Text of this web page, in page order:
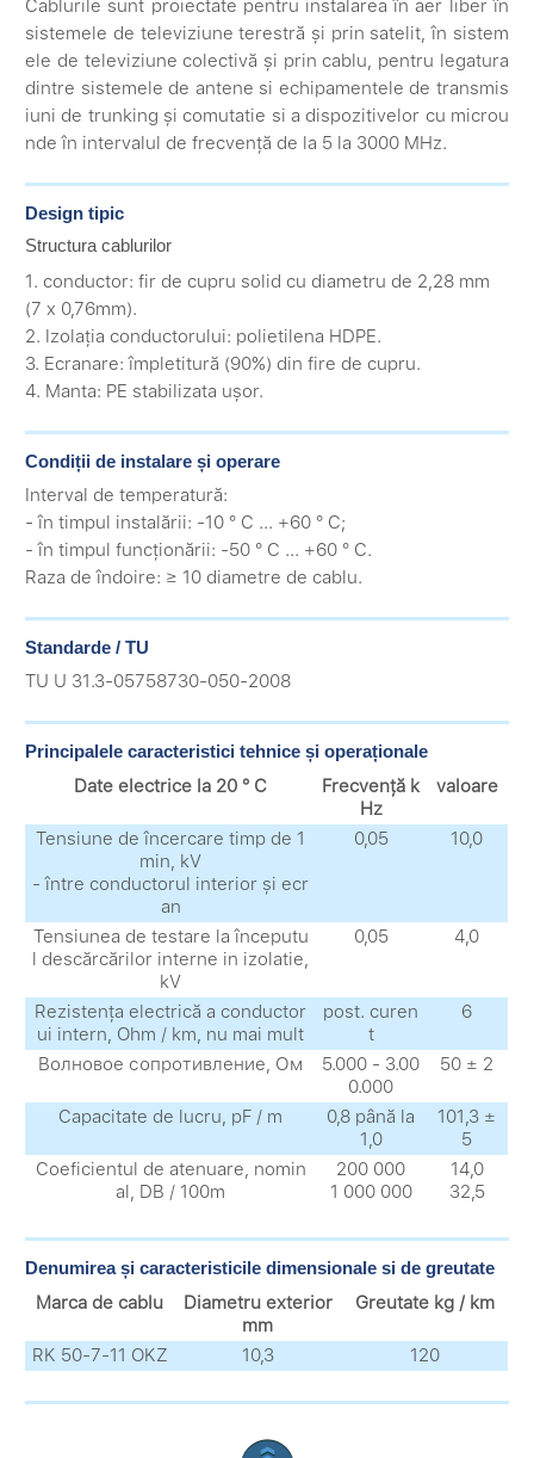
Cablurile sunt proiectate pentru instalarea în aer liber în
sistemele de televiziune terestră și prin satelit, în sistem
ele de televiziune colectivă și prin cablu, pentru legatura
dintre sistemele de antene si echipamentele de transmis
iuni de trunking și comutatie si a dispozitivelor cu microu
nde în intervalul de frecvență de la 5 la 3000 MHz.
Design tipic
Structura cablurilor
1. conductor: fir de cupru solid cu diametru de 2,28 mm
(7 x 0,76mm).
2. Izolația conductorului: polietilena HDPE.
3. Ecranare: împletitură (90%) din fire de cupru.
4. Manta: PE stabilizata ușor.
Condiții de instalare și operare
Interval de temperatură:
- în timpul instalării: -10 ° C ... +60 ° C;
- în timpul funcționării: -50 ° C ... +60 ° C.
Raza de îndoire: ≥ 10 diametre de cablu.
Standarde / TU
TU U 31.3-05758730-050-2008
Principalele caracteristici tehnice și operaționale
Date electrice la 20 ° C
Frecvență k
Hz
valoare
Tensiune de încercare timp de 1
min, kV
- între conductorul interior și ecr
an
0,05 10,0
Tensiunea de testare la începutu
l descărcărilor interne in izolatie,
kV
0,05 4,0
Rezistența electrică a conductor
ui intern, Ohm / km, nu mai mult
post. curen
t
6
Волновое сопротивление, Ом
5.000 - 3.00
0.000
50 ± 2
Capacitate de lucru, pF / m
0,8 până la
1,0
101,3 ±
5
Coeficientul de atenuare, nomin
al, DB / 100m
200 000
1 000 000
14,0
32,5
Denumirea și caracteristicile dimensionale si de greutate
Marca de cablu
Diametru exterior
mm
Greutate kg / km
RK 50-7-11 OKZ 10,3 120